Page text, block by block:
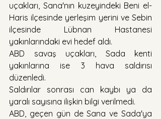
uçakları, Sana'nın kuzeyindeki Beni el-
Haris ilçesinde yerleşim yerini ve Sebin
ilçesinde Lübnan Hastanesi
yakınlarındaki evi hedef aldı.
ABD savaş uçakları, Sada kenti
yakınlarına ise 3 hava saldırısı
düzenledi.
Saldırılar sonrası can kaybı ya da
yaralı sayısına ilişkin bilgi verilmedi.
ABD, geçen gün de Sana ve Sada'ya